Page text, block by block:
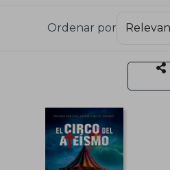
Ordenar por